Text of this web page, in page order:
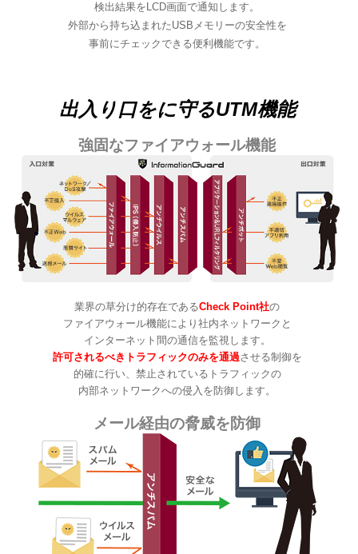
検出結果をLCD画面で通知します。
外部から持ち込まれたUSBメモリーの安全性を
事前にチェックできる便利機能です。
出入り口をに守るUTM機能
強固なファイアウォール機能
業界の草分け的存在であるCheck Point社の
ファイアウォール機能により 社内ネットワークと
インターネット間の通信を監視します。
許可されるべきトラフィックのみを通過させる制御を
的確に行い、 禁止されているトラフィックの
内部ネットワークへの侵入を防御します。
メール経由の脅威を防御